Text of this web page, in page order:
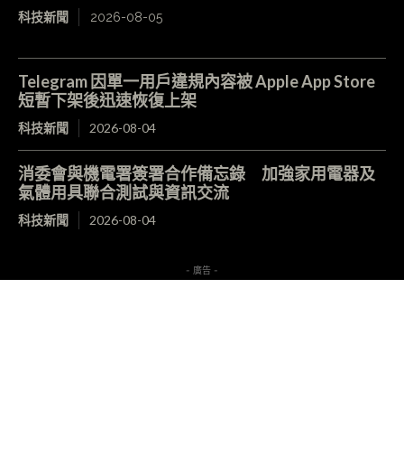
科技新聞 2026-08-05
Telegram 因單一用戶違規內容被 Apple App Store
短暫下架後迅速恢復上架
科技新聞 2026-08-04
消委會與機電署簽署合作備忘錄 加強家用電器及
氣體用具聯合測試與資訊交流
科技新聞 2026-08-04
- 廣告 -